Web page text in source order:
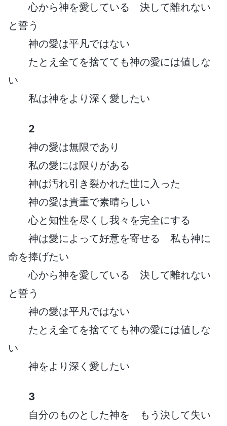
心から神を愛している 決して離れない
と誓う
神の愛は平凡ではない
たとえ全てを捨てても神の愛には値しな
い
私は神をより深く愛したい
2
神の愛は無限であり
私の愛には限りがある
神は汚れ引き裂かれた世に入った
神の愛は貴重で素晴らしい
心と知性を尽くし我々を完全にする
神は愛によって好意を寄せる 私も神に
命を捧げたい
心から神を愛している 決して離れない
と誓う
神の愛は平凡ではない
たとえ全てを捨てても神の愛には値しな
い
神をより深く愛したい
3
自分のものとした神を もう決して失い